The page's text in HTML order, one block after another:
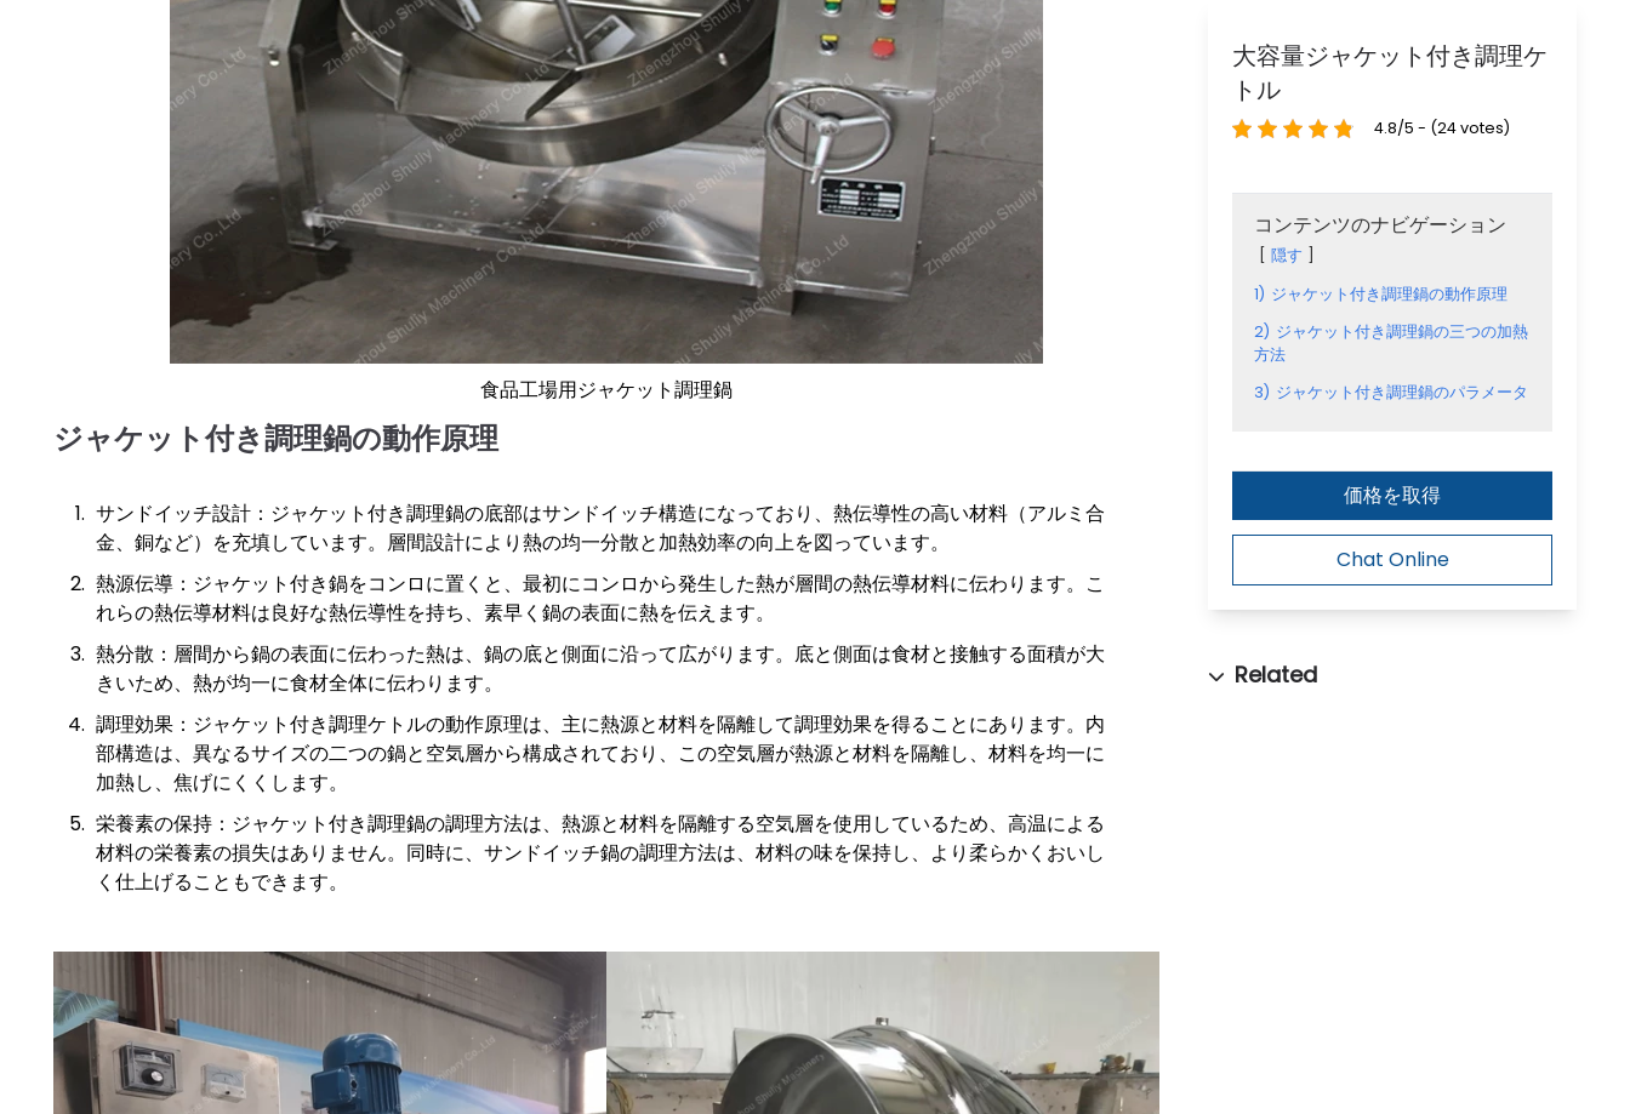
食品工場用ジャケット調理鍋
ジャケット付き調理鍋の動作原理
サンドイッチ設計：ジャケット付き調理鍋の底部はサンドイッチ構造になっており、熱伝導性の高い材料（アルミ合
金、銅など）を充填しています。層間設計により熱の均一分散と加熱効率の向上を図っています。
熱源伝導：ジャケット付き鍋をコンロに置くと、最初にコンロから発生した熱が層間の熱伝導材料に伝わります。こ
れらの熱伝導材料は良好な熱伝導性を持ち、素早く鍋の表面に熱を伝えます。
熱分散：層間から鍋の表面に伝わった熱は、鍋の底と側面に沿って広がります。底と側面は食材と接触する面積が大
きいため、熱が均一に食材全体に伝わります。
調理効果：ジャケット付き調理ケトルの動作原理は、主に熱源と材料を隔離して調理効果を得ることにあります。内
部構造は、異なるサイズの二つの鍋と空気層から構成されており、この空気層が熱源と材料を隔離し、材料を均一に
加熱し、焦げにくくします。
栄養素の保持：ジャケット付き調理鍋の調理方法は、熱源と材料を隔離する空気層を使用しているため、高温による
材料の栄養素の損失はありません。同時に、サンドイッチ鍋の調理方法は、材料の味を保持し、より柔らかくおいし
く仕上げることもできます。
大容量ジャケット付き調理ケ
トル
4.8/5 - (24 votes)
コンテンツのナビゲーション
隠す
1) ジャケット付き調理鍋の動作原理
2) ジャケット付き調理鍋の三つの加熱
方法
3) ジャケット付き調理鍋のパラメータ
価格を取得
Chat Online